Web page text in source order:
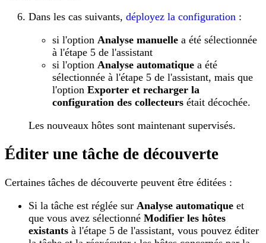
Dans les cas suivants, déployez la configuration :
si l'option Analyse manuelle a été sélectionnée
à l'étape 5 de l'assistant
si l'option Analyse automatique a été
sélectionnée à l'étape 5 de l'assistant, mais que
l'option Exporter et recharger la
configuration des collecteurs était décochée.
Les nouveaux hôtes sont maintenant supervisés.
Éditer une tâche de découverte
Certaines tâches de découverte peuvent être éditées :
Si la tâche est réglée sur Analyse automatique et
que vous avez sélectionné Modifier les hôtes
existants à l'étape 5 de l'assistant, vous pouvez éditer